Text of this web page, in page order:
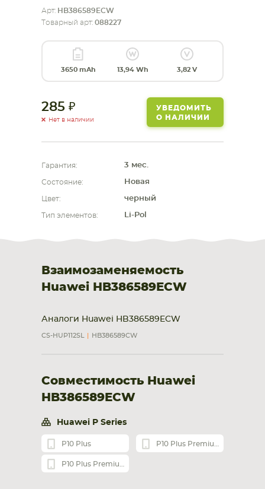
СМАРТФОНА КОМПЛЕКТУЮЩИЕ
Арт: HB386589ECW
Товарный арт: 088227
3650 mAh 13,94 Wh 3,82 V
285
Нет в наличии
УВЕДОМИТЬ
О НАЛИЧИИ
Гарантия: 3 мес.
Состояние: Новая
Цвет: черный
Тип элементов: Li-Pol
Взаимозаменяемость
Huawei HB386589ECW
Аналоги Huawei HB386589ECW
CS-HUP112SL HB386589CW
Совместимость Huawei
HB386589ECW
Huawei P Series
P10 Plus P10 Plus Premium Edition
P10 Plus Premium Edition Dual